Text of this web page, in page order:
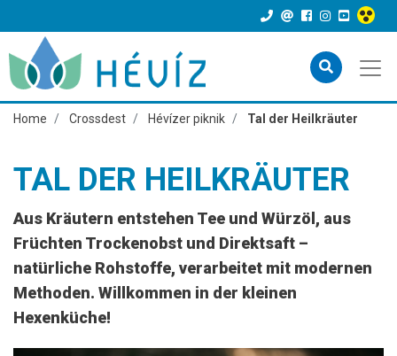
Home Crossdest Hévízer piknik Tal der Heilkräuter
TAL DER HEILKRÄUTER
Aus Kräutern entstehen Tee und Würzöl, aus
Früchten Trockenobst und Direktsaft –
natürliche Rohstoffe, verarbeitet mit modernen
Methoden. Willkommen in der kleinen
Hexenküche!